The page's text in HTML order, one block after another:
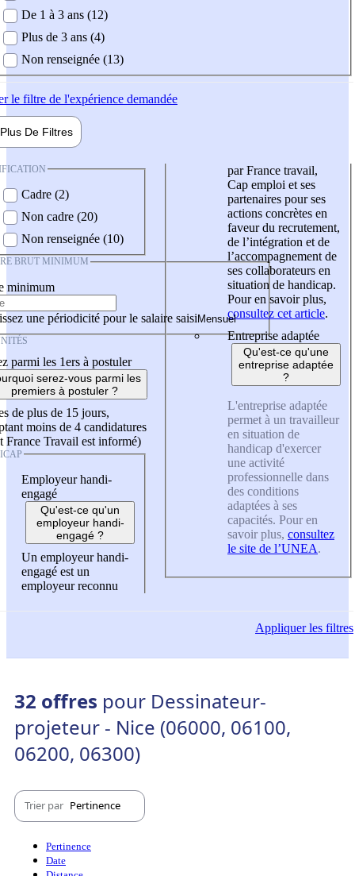
De 1 à 3 ans (12)
Plus de 3 ans (4)
Non renseignée (13)
le filtre de l'expérience demandée
Plus De Filtres
Cadre (2)
Non cadre (20)
Non renseignée (10)
BRUT MINIMUM
minimum
une périodicité pour le salaire saisi
parmi les 1ers à postuler
serez-vous parmi les
premiers à postuler ?
de plus de 15 jours,
moins de 4 candidatures
France Travail est informé)
Employeur handi-
engagé
Qu'est-ce qu'un
employeur handi-
engagé ?
Un employeur handi-
engagé est un
employeur reconnu
par France travail,
Cap emploi et ses
partenaires pour ses
actions concrètes en
faveur du recrutement,
de l’intégration et de
l’accompagnement de
ses collaborateurs en
situation de handicap.
Pour en savoir plus,
consultez cet article.
Entreprise adaptée
Qu'est-ce qu'une
entreprise adaptée
?
L'entreprise adaptée
permet à un travailleur
en situation de
handicap d'exercer
une activité
professionnelle dans
des conditions
adaptées à ses
capacités. Pour en
savoir plus, consultez
le site de l’UNEA.
Appliquerles filtres
32 offres pour Dessinateur-
projeteur - Nice (06000, 06100,
06200, 06300)
Trier par Pertinence
Pertinence
Date